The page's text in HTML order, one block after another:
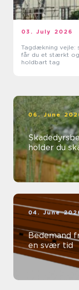
03. July 2026
Tagdækning vejle:
får du et stærkt og
holdbart tag
06. June
holder du
04. June
Bedemand fredericia
en svær tid